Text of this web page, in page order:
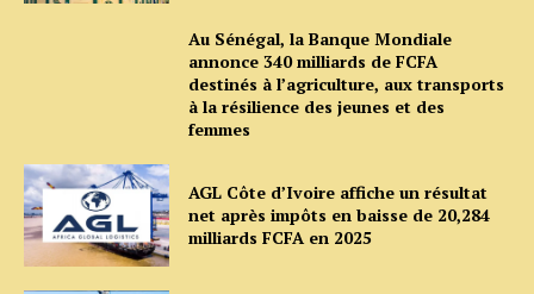
Au Sénégal, la Banque Mondiale
annonce 340 milliards de FCFA
destinés à l’agriculture, aux transports
à la résilience des jeunes et des
femmes
AGL Côte d’Ivoire affiche un résultat
net après impôts en baisse de 20,284
milliards FCFA en 2025